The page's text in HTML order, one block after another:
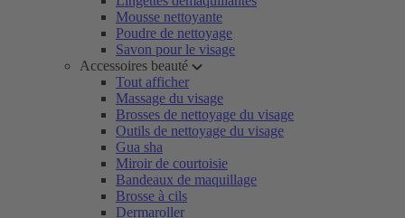
Mousse nettoyante
Poudre de nettoyage
Savon pour le visage
Accessoires beauté
Tout afficher
Massage du visage
Brosses de nettoyage du visage
Outils de nettoyage du visage
Gua sha
Miroir de courtoisie
Bandeaux de maquillage
Brosse à cils
Dermaroller